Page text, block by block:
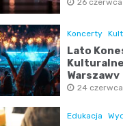
26
Koncerty
Lato
Warszawy
24
Edukacja